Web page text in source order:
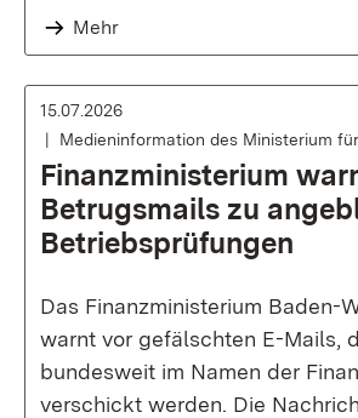
Mehr
15.07.2026
Medieninformation des Ministerium
Finanzministerium
Betrugsmails zu
Betriebsprüfungen
Das Finanzministerium Baden-
warnt vor gefälschten E-Mails,
bundesweit im Namen der
verschickt werden. Die